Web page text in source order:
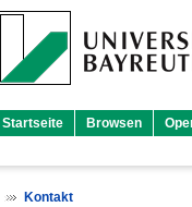
Startseite Browsen
Kontakt